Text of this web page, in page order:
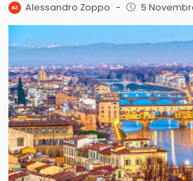
Alessandro Zoppo - 5